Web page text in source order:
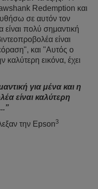
Redemption και
σε αυτόν τον
είναι πολύ σημαντική
είναι
και "Αυτός ο
καλύτερη εικόνα, έχει
για μένα και η
είναι καλύτερη
την Epson3